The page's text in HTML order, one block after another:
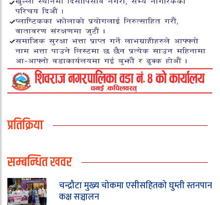
प्रतिक्रिया
सम्बन्धित खवर
चन्द्रौटा मुख्य चोकमा एसीसहितको घुम्ती स्तनपान
कक्ष सञ्चालन